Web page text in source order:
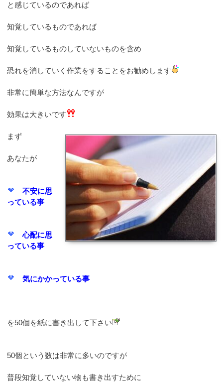
と感じているのであれば
知覚しているものであれば
知覚しているものしていないものを含め
恐れを消していく作業をすることをお勧めします
非常に簡単な方法なんですが
効果は大きいです
まず
あなたが
不安に思
っている事
心配に思
っている事
気にかかっている事
を50個を紙に書き出して下さい
50個という数は非常に多いのですが
普段知覚していない物も書き出すために